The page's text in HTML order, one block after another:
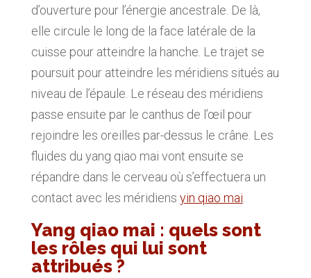
d’ouverture pour l’énergie ancestrale. De là,
elle circule le long de la face latérale de la
cuisse pour atteindre la hanche. Le trajet se
poursuit pour atteindre les méridiens situés au
niveau de l’épaule. Le réseau des méridiens
passe ensuite par le canthus de l’œil pour
rejoindre les oreilles par-dessus le crâne. Les
fluides du yang qiao mai vont ensuite se
répandre dans le cerveau où s’effectuera un
contact avec les méridiens yin qiao mai.
Yang qiao mai : quels sont
les rôles qui lui sont
attribués ?